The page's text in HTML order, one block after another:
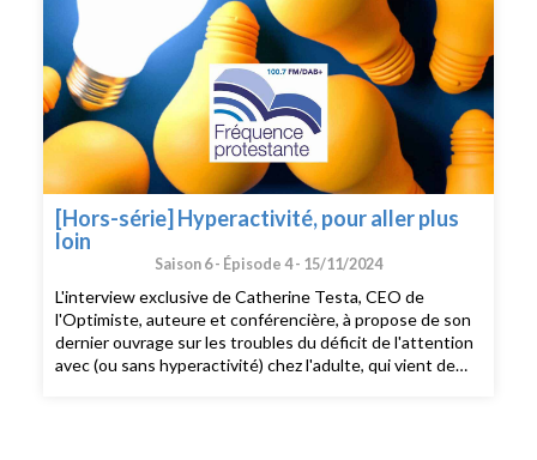
[Hors-série] Hyperactivité, pour aller plus
loin
Saison 6 - Épisode 4 - 15/11/2024
L'interview exclusive de Catherine Testa, CEO de
l'Optimiste, auteure et conférencière, à propose de son
dernier ouvrage sur les troubles du déficit de l'attention
avec (ou sans hyperactivité) chez l'adulte, qui vient de